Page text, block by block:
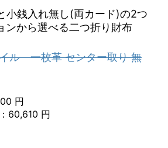
小銭入れ無し(両カード)の2つ
ンから選べる二つ折り財布
ル 一枚革 センター取り 無
円
60,610 円